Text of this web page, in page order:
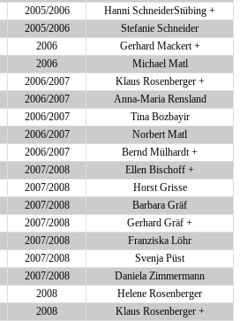
2005/2006
Hanni SchneiderStübing +
2005/2006
Stefanie Schneider
2006
Gerhard Mackert +
2006
Michael Matl
2006/2007
Klaus Rosenberger +
2006/2007
Anna-Maria Rensland
2006/2007
Tina Bozbayir
2006/2007
Norbert Matl
2006/2007
Bernd Mülhardt +
2007/2008
Ellen Bischoff +
2007/2008
Horst Grisse
2007/2008
Barbara Gräf
2007/2008
Gerhard Gräf +
2007/2008
Franziska Löhr
2007/2008
Svenja Püst
2007/2008
Daniela Zimmermann
2008
Helene Rosenberger
2008
Klaus Rosenberger +